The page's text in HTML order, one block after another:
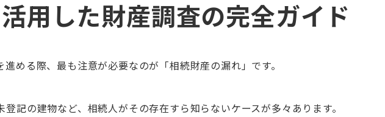
用した財産調査の完全ガイド
める際、最も注意が必要なのが「相続財産の漏れ」です。
記の建物など、相続人がその存在すら知らないケースが多々あります。